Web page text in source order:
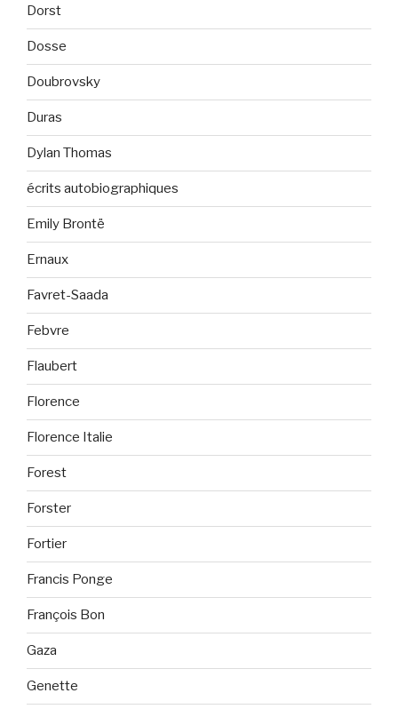
Dorst
Dosse
Doubrovsky
Duras
Dylan Thomas
écrits autobiographiques
Emily Brontë
Ernaux
Favret-Saada
Febvre
Flaubert
Florence
Florence Italie
Forest
Forster
Fortier
Francis Ponge
François Bon
Gaza
Genette